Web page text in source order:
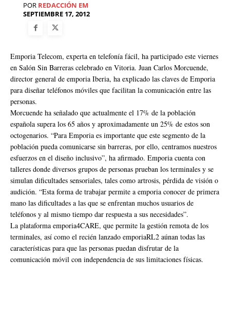
POR REDACCIÓN EM
SEPTIEMBRE 17, 2012
Emporia Telecom, experta en telefonía fácil, ha participado este viernes
en Salón Sin Barreras celebrado en Vitoria. Juan Carlos Morcuende,
director general de emporia Iberia, ha explicado las claves de Emporia
para diseñar teléfonos móviles que facilitan la comunicación entre las
personas.
Morcuende ha señalado que actualmente el 17% de la población
española supera los 65 años y aproximadamente un 25% de estos son
octogenarios. “Para Emporia es importante que este segmento de la
población pueda comunicarse sin barreras, por ello, centramos nuestros
esfuerzos en el diseño inclusivo”, ha afirmado. Emporia cuenta con
talleres donde diversos grupos de personas prueban los terminales y se
simulan dificultades sensoriales, tales como artrosis, pérdida de visión o
audición. “Esta forma de trabajar permite a emporia conocer de primera
mano las dificultades a las que se enfrentan muchos usuarios de
teléfonos y al mismo tiempo dar respuesta a sus necesidades”.
La plataforma emporia4CARE, que permite la gestión remota de los
terminales, así como el recién lanzado emporiaRL2 aúnan todas las
características para que las personas puedan disfrutar de la
comunicación móvil con independencia de sus limitaciones físicas.